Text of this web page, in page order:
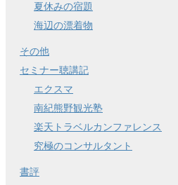
夏休みの宿題
海辺の漂着物
その他
セミナー聴講記
エクスマ
南紀熊野観光塾
楽天トラベルカンファレンス
究極のコンサルタント
書評